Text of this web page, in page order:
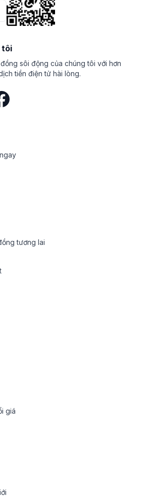
phí bảy ngày đối với gói PRO mà bạn
kiểm tra DCA bot và các bot khác từ
cụ chuyển đổi tiền mã hóa và công cụ
biết cập nhật thị trường mới nhất và tỷ
hóa cho tất cả các cặp tiền mã hóa
ETH, XRP/USDT, DOGE/SHIB, v.v.
tôi
sôi động của chúng tôi với hơn
tiền điện tử hài lòng.
tương lai
giá